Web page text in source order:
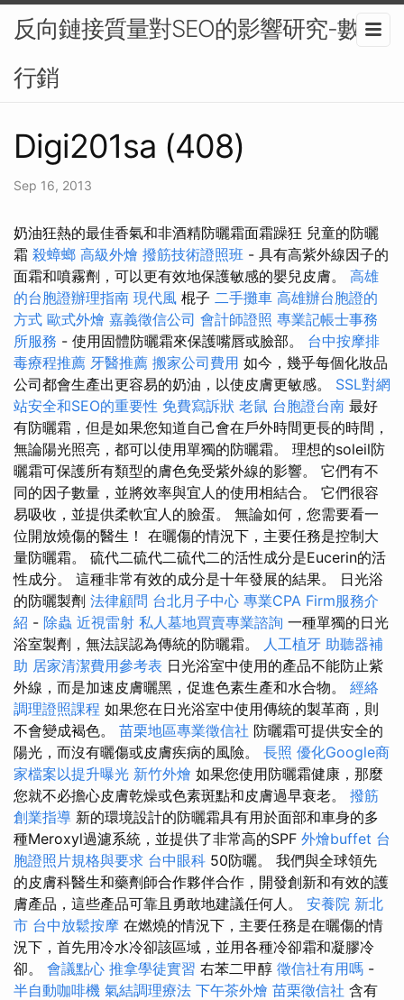
反向鏈接質量對SEO的影響研究-數位
行銷
Digi201sa (408)
Sep 16, 2013
奶油狂熱的最佳香氣和非酒精防曬霜面霜躁狂 兒童的防曬
霜 殺蟑螂 高級外燴 撥筋技術證照班 - 具有高紫外線因子的
面霜和噴霧劑，可以更有效地保護敏感的嬰兒皮膚。 高雄
的台胞證辦理指南 現代風 棍子 二手攤車 高雄辦台胞證的
方式 歐式外燴 嘉義徵信公司 會計師證照 專業記帳士事務
所服務 - 使用固體防曬霜來保護嘴唇或臉部。 台中按摩排
毒療程推薦 牙醫推薦 搬家公司費用 如今，幾乎每個化妝品
公司都會生產出更容易的奶油，以使皮膚更敏感。 SSL對網
站安全和SEO的重要性 免費寫訴狀 老鼠 台胞證台南 最好
有防曬霜，但是如果您知道自己會在戶外時間更長的時間，
無論陽光照亮，都可以使用單獨的防曬霜。 理想的soleil防
曬霜可保護所有類型的膚色免受紫外線的影響。 它們有不
同的因子數量，並將效率與宜人的使用相結合。 它們很容
易吸收，並提供柔軟宜人的臉蛋。 無論如何，您需要看一
位開放燒傷的醫生！ 在曬傷的情況下，主要任務是控制大
量防曬霜。 硫代二硫代二硫代二的活性成分是Eucerin的活
性成分。 這種非常有效的成分是十年發展的結果。 日光浴
的防曬製劑 法律顧問 台北月子中心 專業CPA Firm服務介
紹 - 除蟲 近視雷射 私人墓地買賣專業諮詢 一種單獨的日光
浴室製劑，無法誤認為傳統的防曬霜。 人工植牙 助聽器補
助 居家清潔費用參考表 日光浴室中使用的產品不能防止紫
外線，而是加速皮膚曬黑，促進色素生產和水合物。 經絡
調理證照課程 如果您在日光浴室中使用傳統的製革商，則
不會變成褐色。 苗栗地區專業徵信社 防曬霜可提供安全的
陽光，而沒有曬傷或皮​​膚疾病的風險。 長照 優化Google商
家檔案以提升曝光 新竹外燴 如果您使用防曬霜健康，那麼
您就不必擔心皮膚乾燥或色素斑點和皮膚過早衰老。 撥筋
創業指導 新的環境設計的防曬霜具有用於面部和車身的多
種Meroxyl過濾系統，並提供了非常高的SPF 外燴buffet 台
胞證照片規格與要求 台中眼科 50防曬。 我們與全球領先
的皮膚科醫生和藥劑師合作夥伴合作，開發創新和有效的護
膚產品，這些產品可靠且勇敢地建議任何人。 安養院 新北
市 台中放鬆按摩 在燃燒的情況下，主要任務是在曬傷的情
況下，首先用冷水冷卻該區域，並用各種冷卻霜和凝膠冷
卻。 會議點心 推拿學徒實習 右苯二甲醇 徵信社有用嗎 -
半自動咖啡機 氣結調理療法 下午茶外燴 苗栗徵信社 含有